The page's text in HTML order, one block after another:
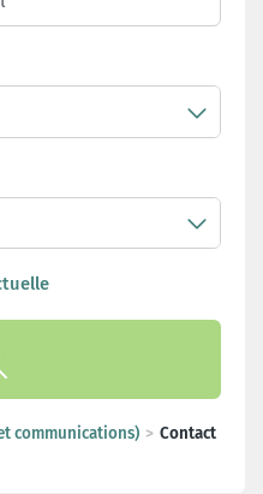
communications) Contact